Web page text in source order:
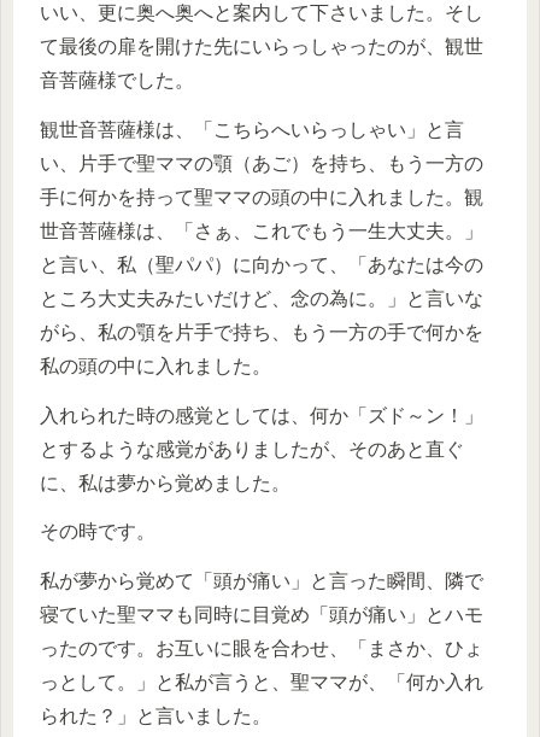
いい、更に奥へ奥へと案内して下さいました。そし
て最後の扉を開けた先にいらっしゃったのが、観世
音菩薩様でした。
観世音菩薩様は、「こちらへいらっしゃい」と言
い、片手で聖ママの顎（あご）を持ち、もう一方の
手に何かを持って聖ママの頭の中に入れました。観
世音菩薩様は、「さぁ、これでもう一生大丈夫。」
と言い、私（聖パパ）に向かって、「あなたは今の
ところ大丈夫みたいだけど、念の為に。」と言いな
がら、私の顎を片手で持ち、もう一方の手で何かを
私の頭の中に入れました。
入れられた時の感覚としては、何か「ズド～ン！」
とするような感覚がありましたが、そのあと直ぐ
に、私は夢から覚めました。
その時です。
私が夢から覚めて「頭が痛い」と言った瞬間、隣で
寝ていた聖ママも同時に目覚め「頭が痛い」とハモ
ったのです。お互いに眼を合わせ、「まさか、ひょ
っとして。」と私が言うと、聖ママが、「何か入れ
られた？」と言いました。